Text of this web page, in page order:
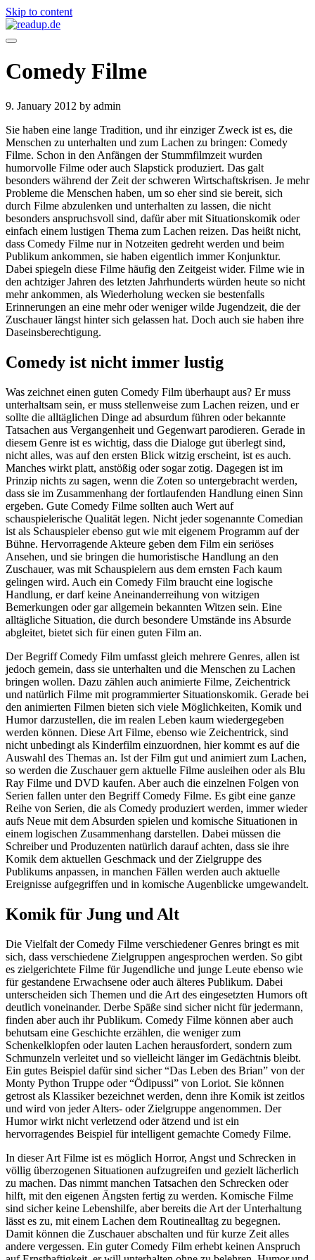
Skip to content
Comedy Filme
9. January 2012 by admin
Sie haben eine lange Tradition, und ihr einziger Zweck ist es, die
Menschen zu unterhalten und zum Lachen zu bringen: Comedy
Filme. Schon in den Anfängen der Stummfilmzeit wurden
humorvolle Filme oder auch Slapstick produziert. Das galt
besonders während der Zeit der schweren Wirtschaftskrisen. Je mehr
Probleme die Menschen haben, um so eher sind sie bereit, sich
durch Filme abzulenken und unterhalten zu lassen, die nicht
besonders anspruchsvoll sind, dafür aber mit Situationskomik oder
einfach einem lustigen Thema zum Lachen reizen. Das heißt nicht,
dass Comedy Filme nur in Notzeiten gedreht werden und beim
Publikum ankommen, sie haben eigentlich immer Konjunktur.
Dabei spiegeln diese Filme häufig den Zeitgeist wider. Filme wie in
den achtziger Jahren des letzten Jahrhunderts würden heute so nicht
mehr ankommen, als Wiederholung wecken sie bestenfalls
Erinnerungen an eine mehr oder weniger wilde Jugendzeit, die der
Zuschauer längst hinter sich gelassen hat. Doch auch sie haben ihre
Daseinsberechtigung.
Comedy ist nicht immer lustig
Was zeichnet einen guten Comedy Film überhaupt aus? Er muss
unterhaltsam sein, er muss stellenweise zum Lachen reizen, und er
sollte die alltäglichen Dinge ad absurdum führen oder bekannte
Tatsachen aus Vergangenheit und Gegenwart parodieren. Gerade in
diesem Genre ist es wichtig, dass die Dialoge gut überlegt sind,
nicht alles, was auf den ersten Blick witzig erscheint, ist es auch.
Manches wirkt platt, anstößig oder sogar zotig. Dagegen ist im
Prinzip nichts zu sagen, wenn die Zoten so untergebracht werden,
dass sie im Zusammenhang der fortlaufenden Handlung einen Sinn
ergeben. Gute Comedy Filme sollten auch Wert auf
schauspielerische Qualität legen. Nicht jeder sogenannte Comedian
ist als Schauspieler ebenso gut wie mit eigenem Programm auf der
Bühne. Hervorragende Akteure geben dem Film ein seriöses
Ansehen, und sie bringen die humoristische Handlung an den
Zuschauer, was mit Schauspielern aus dem ernsten Fach kaum
gelingen wird. Auch ein Comedy Film braucht eine logische
Handlung, er darf keine Aneinanderreihung von witzigen
Bemerkungen oder gar allgemein bekannten Witzen sein. Eine
alltägliche Situation, die durch besondere Umstände ins Absurde
abgleitet, bietet sich für einen guten Film an.
Der Begriff Comedy Film umfasst gleich mehrere Genres, allen ist
jedoch gemein, dass sie unterhalten und die Menschen zu Lachen
bringen wollen. Dazu zählen auch animierte Filme, Zeichentrick
und natürlich Filme mit programmierter Situationskomik. Gerade bei
den animierten Filmen bieten sich viele Möglichkeiten, Komik und
Humor darzustellen, die im realen Leben kaum wiedergegeben
werden können. Diese Art Filme, ebenso wie Zeichentrick, sind
nicht unbedingt als Kinderfilm einzuordnen, hier kommt es auf die
Auswahl des Themas an. Ist der Film gut und animiert zum Lachen,
so werden die Zuschauer gern aktuelle Filme ausleihen oder als Blu
Ray Filme und DVD kaufen. Aber auch die einzelnen Folgen von
Serien fallen unter den Begriff Comedy Filme. Es gibt eine ganze
Reihe von Serien, die als Comedy produziert werden, immer wieder
aufs Neue mit dem Absurden spielen und komische Situationen in
einem logischen Zusammenhang darstellen. Dabei müssen die
Schreiber und Produzenten natürlich darauf achten, dass sie ihre
Komik dem aktuellen Geschmack und der Zielgruppe des
Publikums anpassen, in manchen Fällen werden auch aktuelle
Ereignisse aufgegriffen und in komische Augenblicke umgewandelt.
Komik für Jung und Alt
Die Vielfalt der Comedy Filme verschiedener Genres bringt es mit
sich, dass verschiedene Zielgruppen angesprochen werden. So gibt
es zielgerichtete Filme für Jugendliche und junge Leute ebenso wie
für gestandene Erwachsene oder auch älteres Publikum. Dabei
unterscheiden sich Themen und die Art des eingesetzten Humors oft
deutlich voneinander. Derbe Späße sind sicher nicht für jedermann,
finden aber auch ihr Publikum. Comedy Filme können aber auch
behutsam eine Geschichte erzählen, die weniger zum
Schenkelklopfen oder lauten Lachen herausfordert, sondern zum
Schmunzeln verleitet und so vielleicht länger im Gedächtnis bleibt.
Ein gutes Beispiel dafür sind sicher “Das Leben des Brian” von der
Monty Python Truppe oder “Ödipussi” von Loriot. Sie können
getrost als Klassiker bezeichnet werden, denn ihre Komik ist zeitlos
und wird von jeder Alters- oder Zielgruppe angenommen. Der
Humor wirkt nicht verletzend oder ätzend und ist ein
hervorragendes Beispiel für intelligent gemachte Comedy Filme.
In dieser Art Filme ist es möglich Horror, Angst und Schrecken in
völlig überzogenen Situationen aufzugreifen und gezielt lächerlich
zu machen. Das nimmt manchen Tatsachen den Schrecken oder
hilft, mit den eigenen Ängsten fertig zu werden. Komische Filme
sind sicher keine Lebenshilfe, aber bereits die Art der Unterhaltung
lässt es zu, mit einem Lachen dem Routinealltag zu begegnen.
Damit können die Zuschauer abschalten und für kurze Zeit alles
andere vergessen. Ein guter Comedy Film erhebt keinen Anspruch